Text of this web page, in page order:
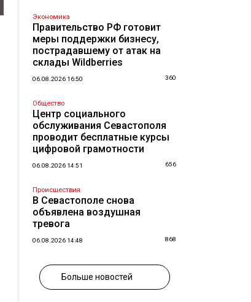
Экономика
Правительство РФ готовит
меры поддержки бизнесу,
пострадавшему от атак на
склады Wildberries
06.08.2026 16:50 360
Общество
Центр социального
обслуживания Севастополя
проводит бесплатные курсы
цифровой грамотности
06.08.2026 14:51 656
Происшествия
В Севастополе снова
объявлена воздушная
тревога
06.08.2026 14:48 868
Больше новостей